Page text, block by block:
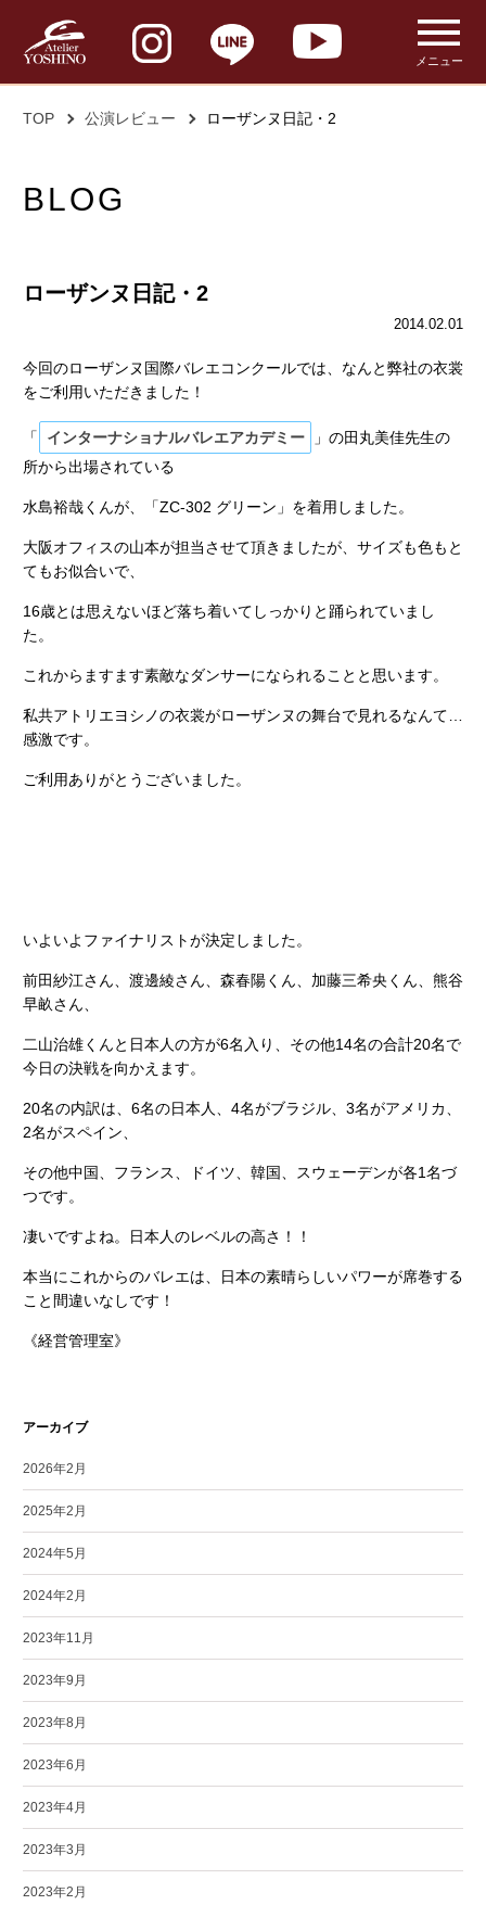
メニュー
TOP 公演レビュー ローザンヌ日記・2
BLOG
ローザンヌ日記・2
2014.02.01
今回のローザンヌ国際バレエコンクールでは、なんと弊社の衣裳
をご利用いただきました！
「 インターナショナルバレエアカデミー
」の田丸美佳先生の
所から出場されている
水島裕哉くんが、「ZC-302 グリーン」を着用しました。
大阪オフィスの山本が担当させて頂きましたが、サイズも色もと
てもお似合いで、
16歳とは思えないほど落ち着いてしっかりと踊られていまし
た。
これからますます素敵なダンサーになられることと思います。
私共アトリエヨシノの衣裳がローザンヌの舞台で見れるなんて…
感激です。
ご利用ありがとうございました。
いよいよファイナリストが決定しました。
前田紗江さん、渡邊綾さん、森春陽くん、加藤三希央くん、熊谷
早畝さん、
二山治雄くんと日本人の方が6名入り、その他14名の合計20名で
今日の決戦を向かえます。
20名の内訳は、6名の日本人、4名がブラジル、3名がアメリカ、
2名がスペイン、
その他中国、フランス、ドイツ、韓国、スウェーデンが各1名づ
つです。
凄いですよね。日本人のレベルの高さ！！
本当にこれからのバレエは、日本の素晴らしいパワーが席巻する
こと間違いなしです！
《経営管理室》
アーカイブ
2026年2月
2025年2月
2024年5月
2024年2月
2023年11月
2023年9月
2023年8月
2023年6月
2023年4月
2023年3月
2023年2月